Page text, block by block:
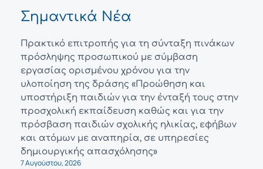
Σημαντικά Νέα
Πρακτικό επιτροπής για τη σύνταξη πινάκων
πρόσληψης προσωπικού με σύμβαση
εργασίας ορισμένου χρόνου για την
υλοποίηση της δράσης «Προώθηση και
υποστήριξη παιδιών για την ένταξή τους στην
προσχολική εκπαίδευση καθώς και για την
πρόσβαση παιδιών σχολικής ηλικίας, εφήβων
και ατόμων με αναπηρία, σε υπηρεσίες
δημιουργικής απασχόλησης»
7 Αυγούστου, 2026